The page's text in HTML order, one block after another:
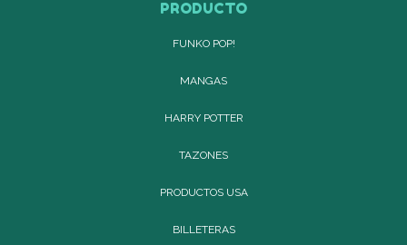
PRODUCTO
FUNKO POP!
MANGAS
HARRY POTTER
TAZONES
PRODUCTOS USA
BILLETERAS